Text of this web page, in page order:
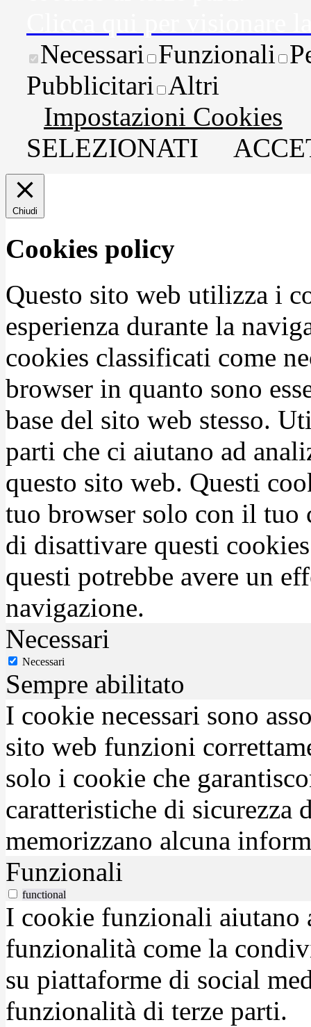
Necessari Funzionali
Pubblicitari Altri
Impostazioni Cookies
SELEZIONATI
Chiudi
Cookies policy
Questo sito web utilizza i
esperienza durante la
cookies classificati come
browser in quanto sono
base del sito web stesso.
parti che ci aiutano ad
questo sito web. Questi
tuo browser solo con il tuo
di disattivare questi
questi potrebbe avere un
navigazione.
Necessari
Necessari
Sempre abilitato
I cookie necessari sono
sito web funzioni
solo i cookie che
caratteristiche di sicurezza
memorizzano alcuna
Funzionali
functional
I cookie funzionali aiutano
funzionalità come la
su piattaforme di social
funzionalità di terze parti.